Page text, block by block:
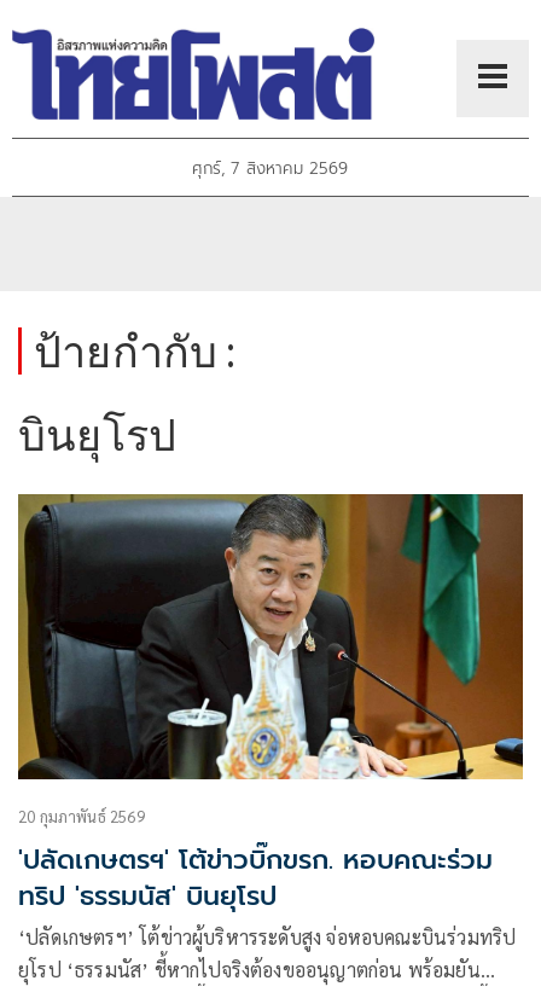
ศุกร์, 7 สิงหาคม 2569
ป้ายกำกับ :
บินยุโรป
20 กุมภาพันธ์ 2569
'ปลัดเกษตรฯ​' โต้​ข่าวบิ๊กขรก. หอบคณะร่วม
ทริป 'ธรรมนัส' บินยุโรป
‘ปลัดเกษตรฯ​’ โต้​ข่าวผู้บริหารระดับสูง จ่อหอบคณะบินร่วมทริป​
ยุโรป ‘ธรรมนัส​’ ชี้หากไปจริงต้องขออนุญาต​ก่อน​ พร้อมยัน​